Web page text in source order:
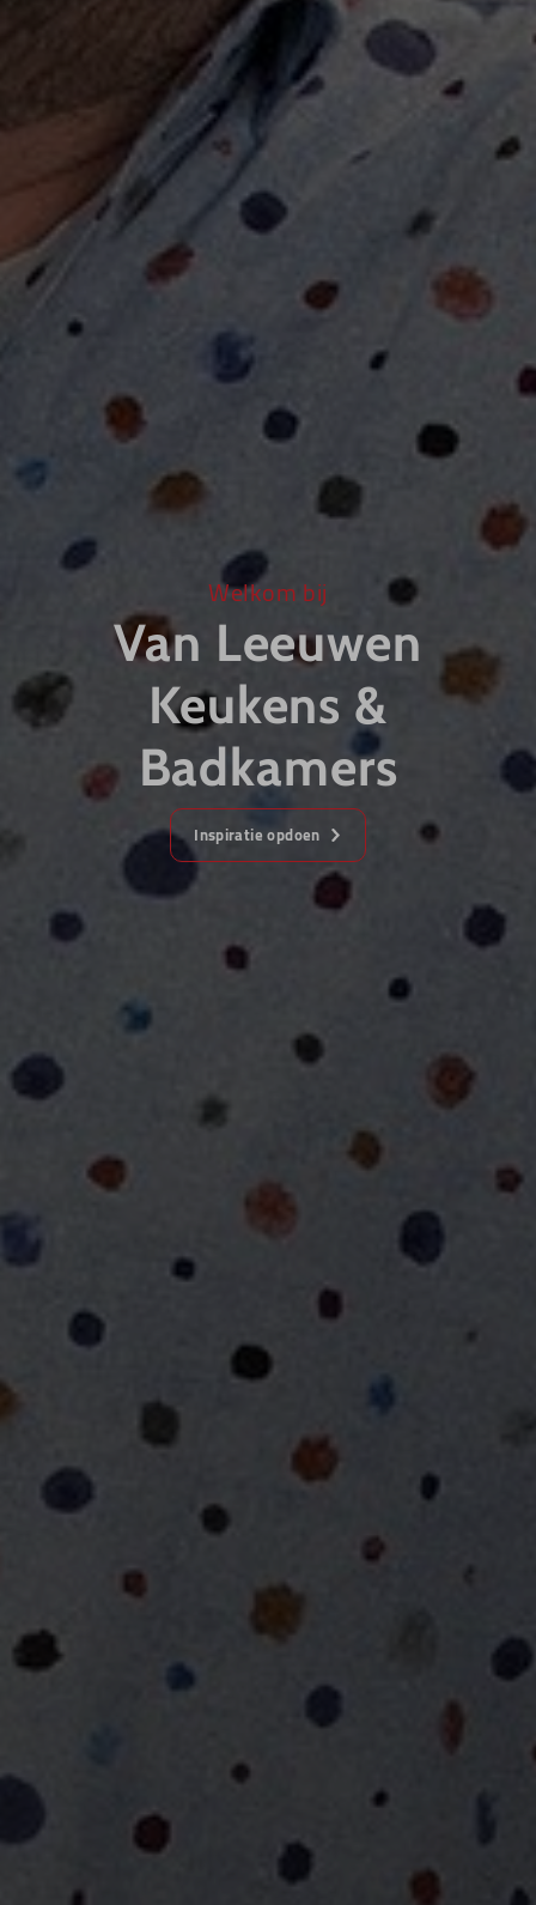
Welkom bij
Van Leeuwen
Keukens &
Badkamers
Inspiratie opdoen